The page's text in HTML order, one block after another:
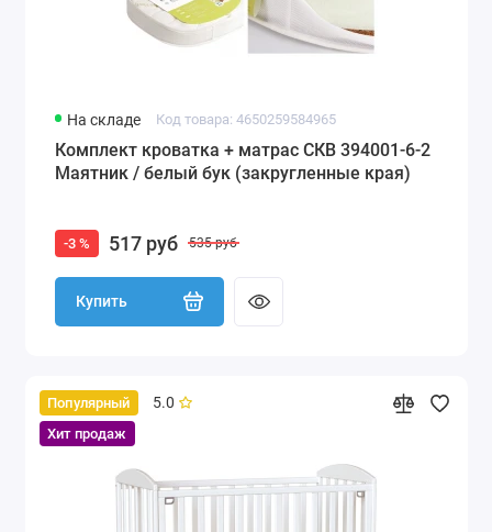
На складе Код товара: 4650259584965
Комплект кроватка + матрас СКВ 394001-6-2
Маятник / белый бук (закругленные края)
-3 % 517 руб 535 руб
Купить
Популярный
Хит продаж
5.0